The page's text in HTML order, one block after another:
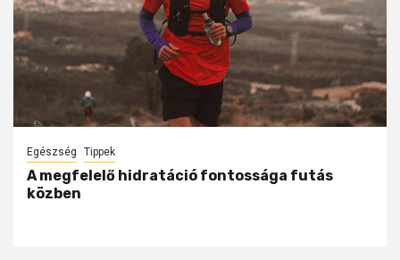
Egészség Tippek
A megfelelő hidratáció fontossága futás
közben